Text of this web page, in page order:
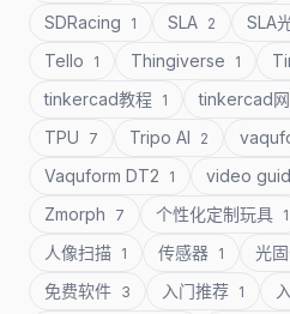
SDRacing 1 SLA 2 SLA
Tello 1 Thingiverse 1
tinkercad教程 1 tinkercad
TPU 7 Tripo AI 2
Vaquform DT2 1 video
Zmorph 7 个性化定制玩具 1
人像扫描 1 传感器 1 光
免费软件 3 入门推荐 1